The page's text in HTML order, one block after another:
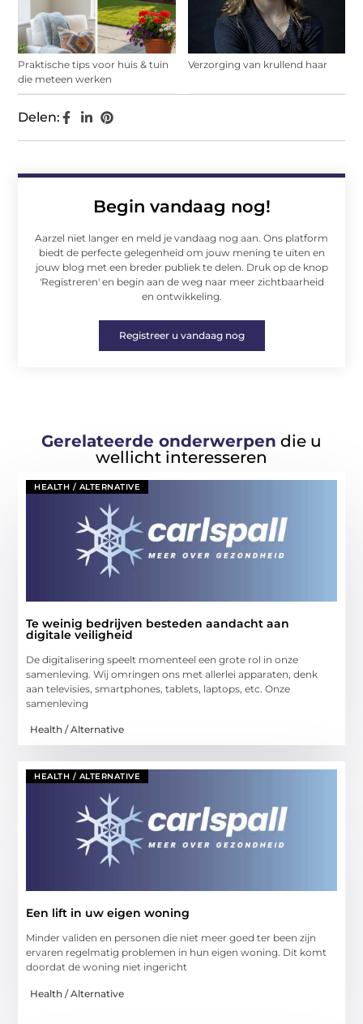
Praktische tips voor huis & tuin
die meteen werken
Verzorging van krullend haar
Begin vandaag nog!
Aarzel niet langer en meld je vandaag nog aan. Ons platform
biedt de perfecte gelegenheid om jouw mening te uiten en
jouw blog met een breder publiek te delen. Druk op de knop
'Registreren' en begin aan de weg naar meer zichtbaarheid
en ontwikkeling.
Registreer u vandaag nog
Delen:
Gerelateerde onderwerpen die u
wellicht interesseren
HEALTH / ALTERNATIVE
Te weinig bedrijven besteden aandacht aan
digitale veiligheid
De digitalisering speelt momenteel een grote rol in onze
samenleving. Wij omringen ons met allerlei apparaten, denk
aan televisies, smartphones, tablets, laptops, etc. Onze
samenleving
Health / Alternative
HEALTH / ALTERNATIVE
Een lift in uw eigen woning
Minder validen en personen die niet meer goed ter been zijn
ervaren regelmatig problemen in hun eigen woning. Dit komt
doordat de woning niet ingericht
Health / Alternative